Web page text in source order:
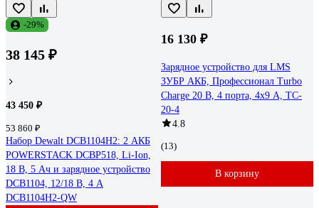
-29%
38 145 ₽
43 450 ₽
53 860 ₽
Набор Dewalt DCB1104H2: 2 АКБ
POWERSTACK DCBP518, Li-Ion,
18 В, 5 Ач и зарядное устройство
DCB1104, 12/18 В, 4 А
DCB1104H2-QW
16 130 ₽
Зарядное устройство для LMS
ЗУБР АКБ, Профессионал Turbo
Charge 20 В, 4 порта, 4x9 А, TC-
20-4
4.8
(13)
В корзину